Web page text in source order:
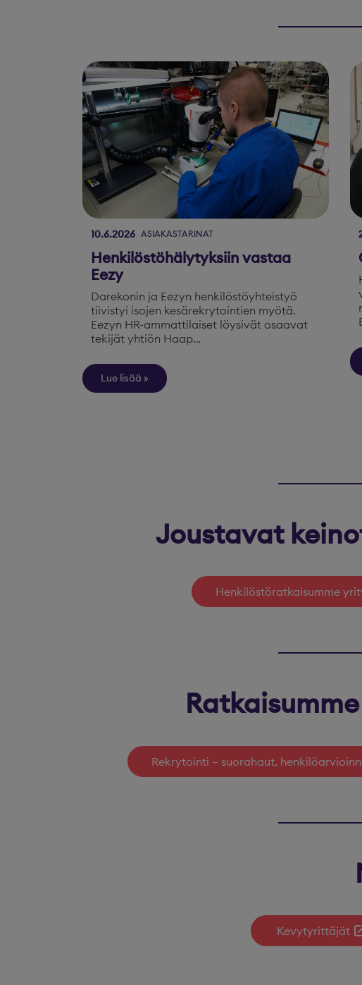
10.6.2026 ASIAKASTARINAT
Henkilöstöhälytyksiin vastaa
Eezy
Darekonin ja Eezyn henkilöstöyhteistyö
tiivistyi isojen kesärekrytointien myötä.
Eezyn HR-ammattilaiset löysivät osaavat
tekijät yhtiön Haap…
Lue lisää
Joustavat
Henkilöstöratkaisumme
Rekrytointi – suorahaut,
Kevytyrittäjät